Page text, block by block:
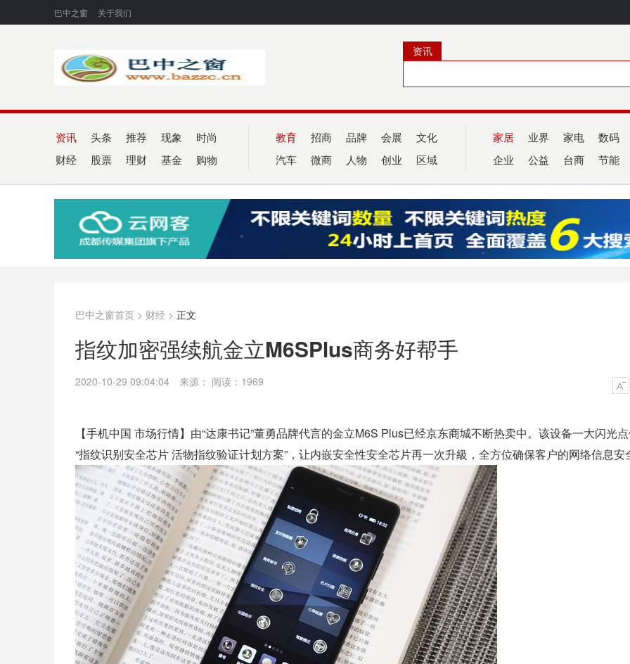
巴中之窗 关于我们
资讯
资讯 头条 推荐 现象 时尚
财经 股票 理财 基金 购物
教育 招商 品牌 会展 文化
汽车 微商 人物 创业 区域
家居 业界 家电 数码
企业 公益 台商 节能
巴中之窗首页 > 财经 > 正文
指纹加密强续航金立M6SPlus商务好帮手
2020-10-29 09:04:04 来源： 阅读：1969
【手机中国 市场行情】由“达康书记”董勇品牌代言的金立M6S Plus已经京东商城不断热卖中。该设备一大闪光
“指纹识别安全芯片 活物指纹验证计划方案”，让内嵌安全性安全芯片再一次升級，全方位确保客户的网络信息安